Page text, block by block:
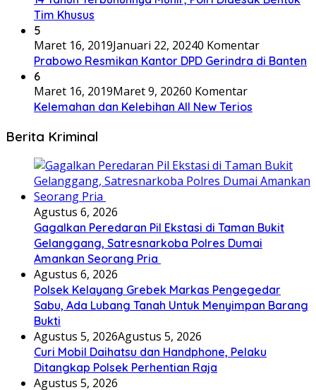
Tim Khusus
5
Maret 16, 2019Januari 22, 20240 Komentar
Prabowo Resmikan Kantor DPD Gerindra di Banten
6
Maret 16, 2019Maret 9, 20260 Komentar
Kelemahan dan Kelebihan All New Terios
Berita Kriminal
Agustus 6, 2026
Gagalkan Peredaran Pil Ekstasi di Taman Bukit
Gelanggang, Satresnarkoba Polres Dumai
Amankan Seorang Pria
Agustus 6, 2026
Polsek Kelayang Grebek Markas Pengegedar
Sabu, Ada Lubang Tanah Untuk Menyimpan Barang
Bukti
Agustus 5, 2026Agustus 5, 2026
Curi Mobil Daihatsu dan Handphone, Pelaku
Ditangkap Polsek Perhentian Raja
Agustus 5, 2026